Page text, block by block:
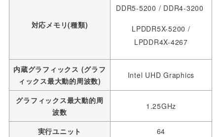
対応メモリ(種類)
DDR5-5200 / DDR4-3200
LPDDR5X-5200 /
LPDDR4X-4267
内蔵グラフィックス (グラフ
ィックス最大動的周波数)
Intel UHD Graphics
グラフィックス最大動的周
波数
1.25GHz
実行ユニット 64